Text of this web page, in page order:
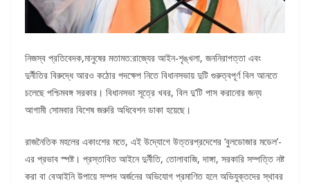
নিজস্ব প্রতিবেদক,মানুষের মতামত:রাজ্যের আইন-শৃঙ্খলা, জননিরাপত্তা এবং
দুর্নীতির বিরুদ্ধে আরও কঠোর পদক্ষেপ নিতে বিধানসভায় দুটি গুরুত্বপূর্ণ বিল আনতে
চলেছে পশ্চিমবঙ্গ সরকার। বিধানসভা সূত্রে খবর, বিল দু’টি পাস করানোর জন্য
আগামী সোমবার বিশেষ জরুরি অধিবেশন ডাকা হয়েছে।
রাজনৈতিক মহলের একাংশের মতে, এই উদ্যোগে উত্তরপ্রদেশের ‘বুলডোজার মডেল’-
এর প্রভাব স্পষ্ট। প্রস্তাবিত আইনে দুর্নীতি, তোলাবাজি, দাঙ্গা, সরকারি সম্পত্তি নষ্ট
করা বা বেআইনি উপায়ে সম্পদ অর্জনের অভিযোগ প্রমাণিত হলে অভিযুক্তদের স্থাবর